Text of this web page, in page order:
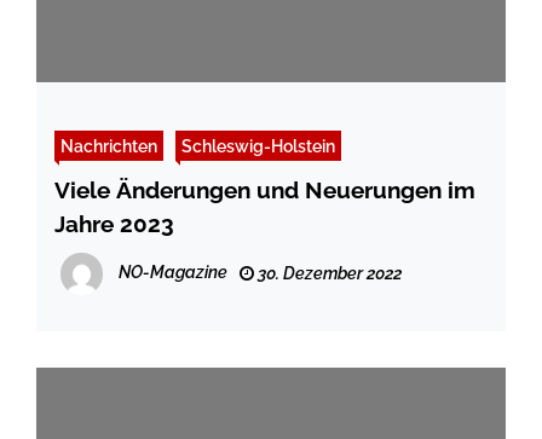
Nachrichten Schleswig-Holstein
Viele Änderungen und Neuerungen im
Jahre 2023
NO-Magazine 30. Dezember 2022